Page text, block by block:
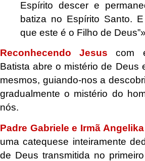
Espírito descer e
batiza no Espírito Santo.
que este é o Filho de
Reconhecendo Jesus
com
Batista abre o mistério de Deus
mesmos, guiando-nos a
gradualmente o mistério do
nós.
Padre Gabriele e Irmã Angelika
uma catequese inteiramente
de Deus transmitida no